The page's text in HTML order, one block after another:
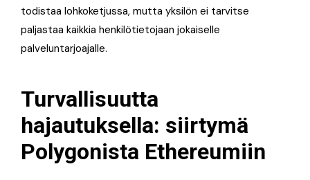
todistaa lohkoketjussa, mutta yksilön ei tarvitse
paljastaa kaikkia henkilötietojaan jokaiselle
palveluntarjoajalle.
Turvallisuutta
hajautuksella: siirtymä
Polygonista Ethereumiin